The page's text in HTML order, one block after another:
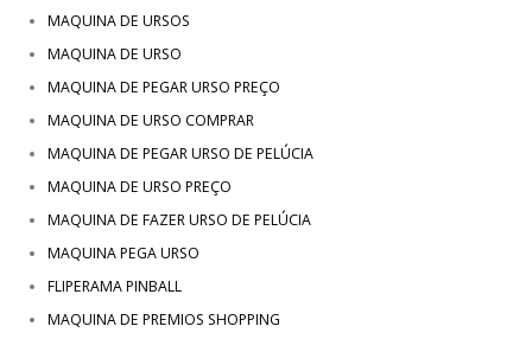
MAQUINA DE URSOS
MAQUINA DE URSO
MAQUINA DE PEGAR URSO PREÇO
MAQUINA DE URSO COMPRAR
MAQUINA DE PEGAR URSO DE PELÚCIA
MAQUINA DE URSO PREÇO
MAQUINA DE FAZER URSO DE PELÚCIA
MAQUINA PEGA URSO
FLIPERAMA PINBALL
MAQUINA DE PREMIOS SHOPPING